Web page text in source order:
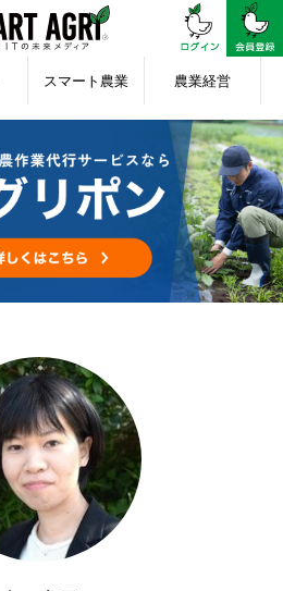
スマート農業 農業経営